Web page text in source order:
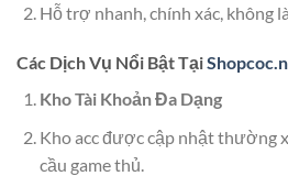
Hỗ trợ nhanh, chính xác, không
Các Dịch Vụ Nổi Bật Tại
Kho Tài Khoản Đa Dạng
Kho acc được cập nhật thường
cầu game thủ.